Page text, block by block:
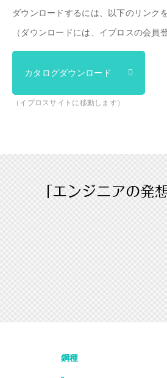
ダウンロードするには、以下のリンク
（ダウンロードには、イプロスの会員
カタログダウンロード
（イプロスサイトに移動します）
鋼種